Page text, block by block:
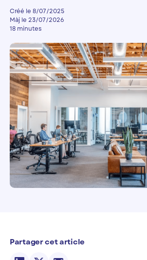
Créé le 8/07/2025
Màj le 23/07/2026
18 minutes
Partager cet article